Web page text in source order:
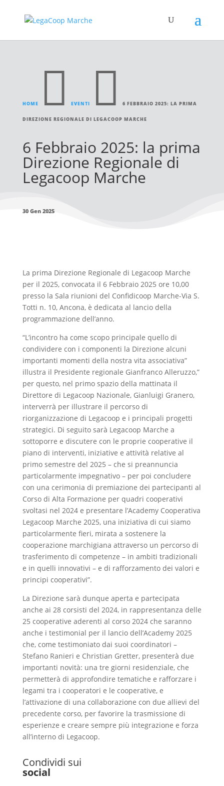
HOME  EVENTI  6 FEBBRAIO 2025: LA PRIMA
DIREZIONE REGIONALE DI LEGACOOP MARCHE
6 Febbraio 2025: la prima
Direzione Regionale di
Legacoop Marche
30 Gen 2025
La prima Direzione Regionale di Legacoop Marche
per il 2025, convocata il 6 Febbraio 2025 ore 10,00
presso la Sala riunioni del Confidicoop Marche-Via S.
Totti n. 10, Ancona, è dedicata al lancio della
programmazione dell’anno.
“L’incontro ha come scopo principale quello di
condividere con i componenti la Direzione alcuni
importanti momenti della nostra vita associativa”
illustra il Presidente regionale Gianfranco Alleruzzo,”
per questo, nel primo spazio della mattinata il
Direttore di Legacoop Nazionale, Gianluigi Granero,
interverrà per illustrare il percorso di
riorganizzazione di Legacoop e i principali progetti
strategici. Di seguito sarà Legacoop Marche a
sottoporre e discutere con le proprie cooperative il
piano di interventi, iniziative e attività relative al
primo semestre del 2025 – che si preannuncia
particolarmente impegnativo – per poi concludere
con una cerimonia di premiazione dei partecipanti al
Corso di Alta Formazione per quadri cooperativi
svoltasi nel 2024 e presentare l’Academy Cooperativa
Legacoop Marche 2025, una iniziativa di cui siamo
particolarmente fieri, mirata a sostenere la
cooperazione marchigiana attraverso un percorso di
trasferimento di competenze – in ambiti tradizionali
e in quelli innovativi – e di rafforzamento dei valori e
principi cooperativi”.
La Direzione sarà dunque aperta e partecipata
anche ai 28 corsisti del 2024, in rappresentanza delle
25 cooperative aderenti al corso 2024 che saranno
anche i testimonial per il lancio dell’Academy 2025
che, come testimoniato dai suoi coordinatori –
Stefano Ranieri e Christian Gretter, presenterà due
importanti novità: una tre giorni residenziale, che
permetterà di approfondire tematiche e rafforzare i
legami tra i cooperatori e le cooperative, e
l’attivazione di una collaborazione con due allievi del
precedente corso, per favorire la trasmissione di
esperienze e creare sempre più integrazione e forza
all’interno di Legacoop.
Condividi sui
social